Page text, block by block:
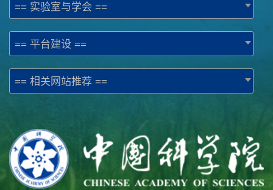
== 实验室与学会 ==
== 平台建设 ==
== 相关网站推荐 ==